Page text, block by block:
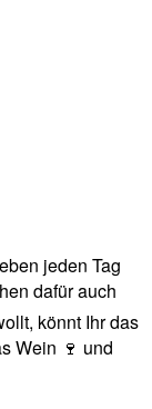
jeden Tag
dafür auch
könnt Ihr das
Wein 🍷 und